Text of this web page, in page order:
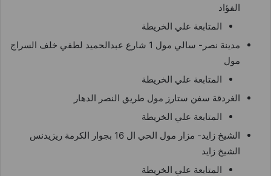
الفؤاد
المتابعة علي الخريطة
مدينة نصر- سالي مول 1 شارع عبدالحميد لطفي خلف السراج
مول
المتابعة علي الخريطة
الغردقة سفن ستارز مول طريق النصر الدهار
المتابعة علي الخريطة
الشيخ زايد- مزار مول الحي ال 16 بجوار الكرمة ريزيدنس
الشيخ زايد
المتابعة علي الخريطة